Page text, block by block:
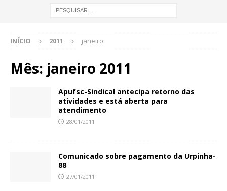
INÍCIO 2011 janeiro
Mês: janeiro 2011
Apufsc-Sindical antecipa retorno das
atividades e está aberta para
atendimento
28/01/2011
Comunicado sobre pagamento da Urpinha-
88
27/01/2011